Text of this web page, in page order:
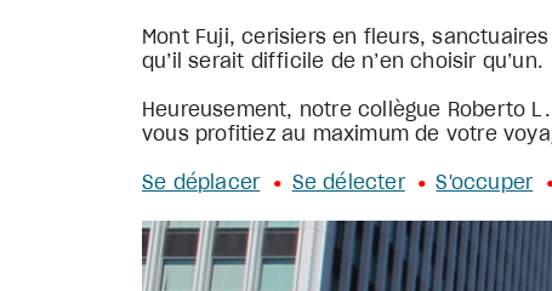
Mont Fuji, cerisiers en fleurs,
qu’il serait difficile de n’en choisir qu’un.
Heureusement, notre collègue Roberto
vous profitiez au maximum de votre
Se déplacer • Se délecter • S'occuper